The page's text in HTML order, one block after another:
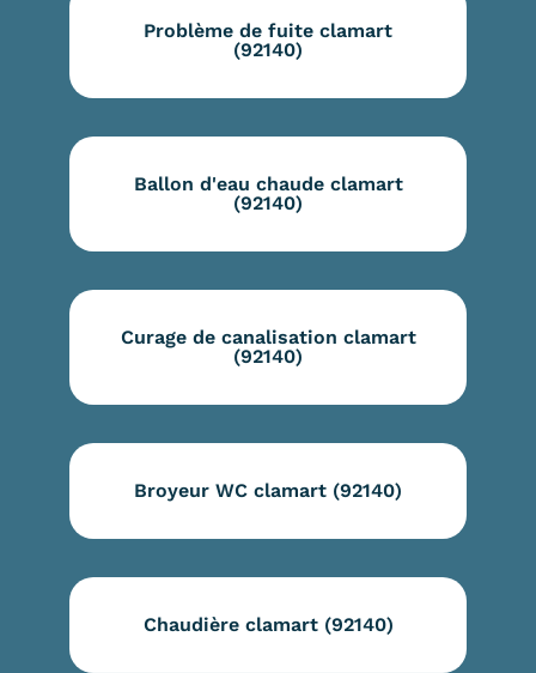
Problème de fuite clamart
(92140)
Ballon d'eau chaude clamart
(92140)
Curage de canalisation clamart
(92140)
Broyeur WC clamart (92140)
Chaudière clamart (92140)